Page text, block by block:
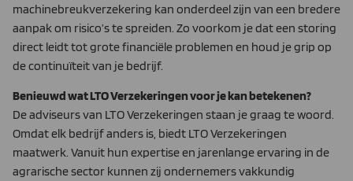
machinebreukverzekering kan onderdeel zijn van een bredere
aanpak om risico’s te spreiden. Zo voorkom je dat een storing
direct leidt tot grote financiële problemen en houd je grip op
de continuïteit van je bedrijf.
Benieuwd wat LTO Verzekeringen voor je kan betekenen?
De adviseurs van LTO Verzekeringen staan je graag te woord.
Omdat elk bedrijf anders is, biedt LTO Verzekeringen
maatwerk. Vanuit hun expertise en jarenlange ervaring in de
agrarische sector kunnen zij ondernemers vakkundig